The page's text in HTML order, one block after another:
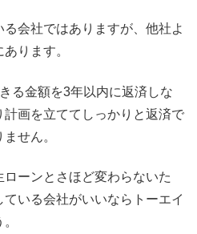
会社ではありますが、他社よ
ります。
る金額を3年以内に返済しな
画を立ててしっかりと返済で
せん。
ーンとさほど変わらないた
いる会社がいいならトーエイ